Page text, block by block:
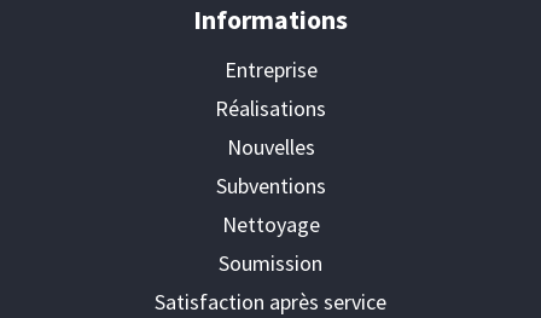
Informations
Entreprise
Réalisations
Nouvelles
Subventions
Nettoyage
Soumission
Satisfaction après service